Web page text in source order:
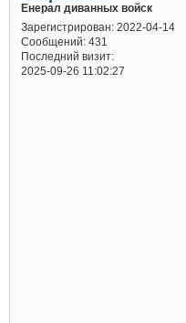
Енерал диванных войск
Зарегистрирован: 2022-04-14
Сообщений:431
Последний визит:
2025-09-26 11:02:27